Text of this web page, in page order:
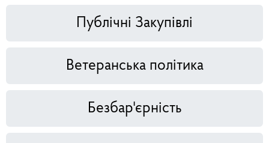
Публічні Закупівлі
Ветеранська політика
Безбар'єрність